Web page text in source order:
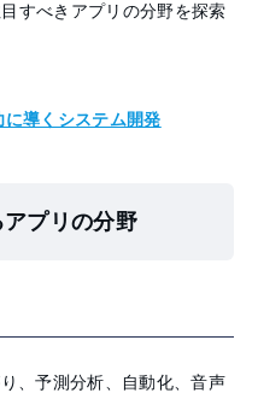
すべきアプリの分野を探索
に導くシステム開発
プリの分野
、予測分析、自動化、音声